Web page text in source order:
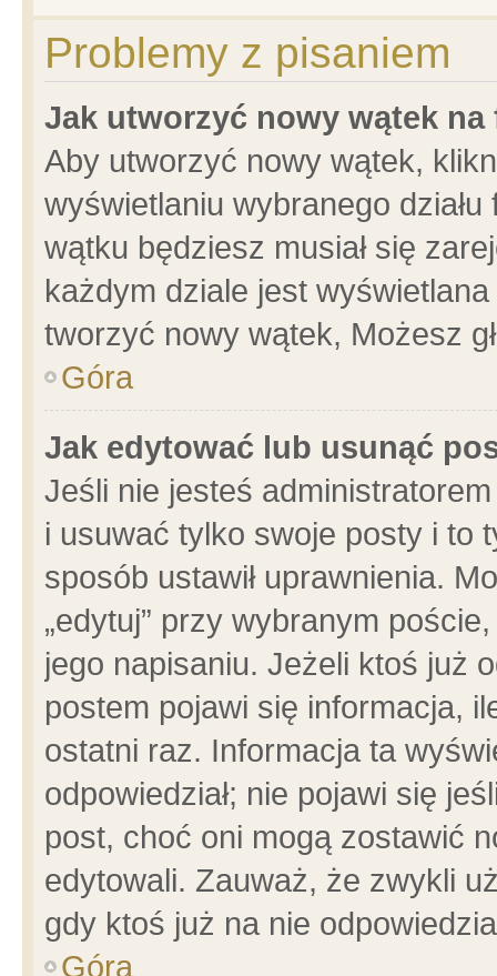
Problemy z pisaniem
Jak utworzyć nowy wątek na
Aby utworzyć nowy wątek,
wyświetlaniu wybranego
wątku będziesz musiał się
każdym dziale jest
tworzyć nowy wątek, Możesz
Góra
Jak edytować lub usunąć
Jeśli nie jesteś
i usuwać tylko swoje posty i to
sposób ustawił uprawnienia.
„edytuj” przy wybranym
jego napisaniu. Jeżeli ktoś już
postem pojawi się informacja,
ostatni raz. Informacja ta
odpowiedział; nie pojawi się
post, choć oni mogą zostawić
edytowali. Zauważ, że zwykli
gdy ktoś już na nie
Góra